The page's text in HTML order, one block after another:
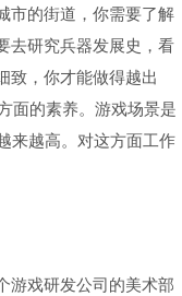
市的街道，你需要了解
去研究兵器发展史，看
致，你才能做得越出
面的素养。游戏场景是
来越高。对这方面工作
游戏研发公司的美术部